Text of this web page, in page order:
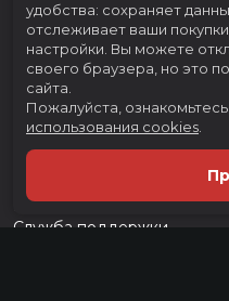
Расписание
Скоро в кино
Новости и акции
Служба поддержки
удобства: сохраняет
отслеживает ваши
настройки. Вы можете
своего браузера, но это
сайта.
Пожалуйста,
использования cookies